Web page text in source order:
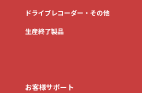
ドライブレコーダー・その他
生産終了製品
お客様サポート